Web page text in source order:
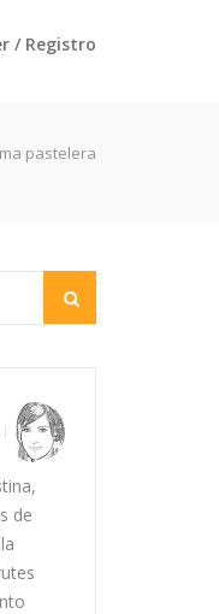
/ Registro
pastelera
de